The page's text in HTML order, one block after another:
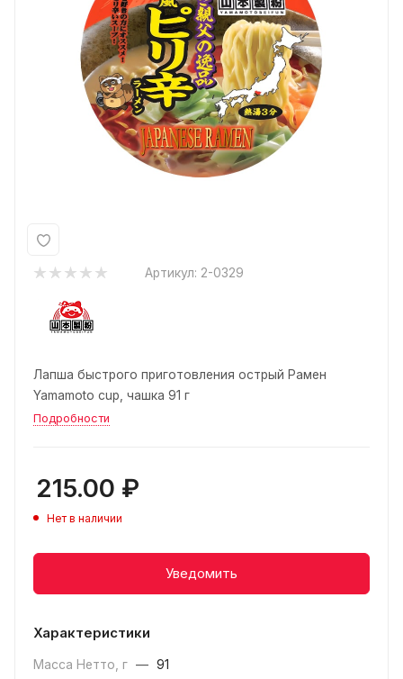
Артикул: 2-0329
Лапша быстрого приготовления острый Рамен
Yamamoto cup, чашка 91 г
Подробности
215.00 ₽
Нет в наличии
Уведомить
Характеристики
Масса Нетто, г — 91